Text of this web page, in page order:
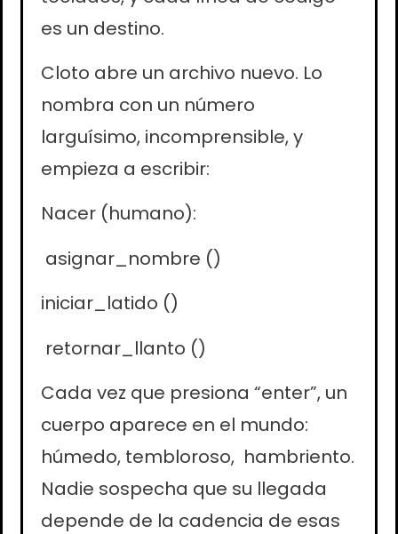
es un destino.
Cloto abre un archivo nuevo. Lo
nombra con un número
larguísimo, incomprensible, y
empieza a escribir:
Nacer (humano):
asignar_nombre ()
iniciar_latido ()
retornar_llanto ()
Cada vez que presiona “enter”, un
cuerpo aparece en el mundo:
húmedo, tembloroso, hambriento.
Nadie sospecha que su llegada
depende de la cadencia de esas